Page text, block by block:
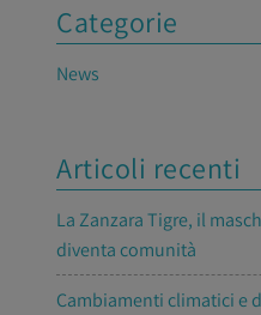
Categorie
News
Articoli recenti
La Zanzara Tigre, il
diventa comunità
Cambiamenti climatici e